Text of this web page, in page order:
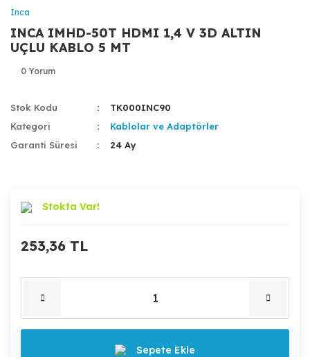
Inca
INCA IMHD-50T HDMI 1,4 V 3D ALTIN
UÇLU KABLO 5 MT
0 Yorum
Stok Kodu
TK000INC90
Kategori
Kablolar ve Adaptörler
Garanti Süresi
24 Ay
Stokta Var!
253,36 TL
Sepete Ekle